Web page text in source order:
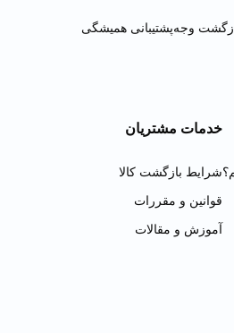
پشتیبانی همیشگی
خدمات مشتریان
شرایط بازگشت کالا
قوانین و مقررات
آموزش و مقالات